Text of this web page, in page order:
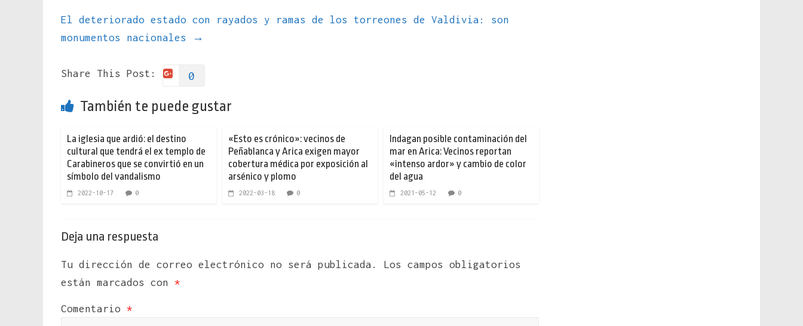
El deteriorado estado con rayados y ramas de los torreones de Valdivia: son
monumentos nacionales
→
Share This Post: 0
También te puede gustar
La iglesia que ardió: el destino
cultural que tendrá el ex templo de
Carabineros que se convirtió en un
símbolo del vandalismo
2022-10-17 0
«Esto es crónico»: vecinos de
Peñablanca y Arica exigen mayor
cobertura médica por exposición al
arsénico y plomo
2022-03-18 0
Indagan posible contaminación del
mar en Arica: Vecinos reportan
«intenso ardor» y cambio de color
del agua
2021-05-12 0
Deja una respuesta
Tu dirección de correo electrónico no será publicada.
Los campos obligatorios
están marcados con *
Comentario *